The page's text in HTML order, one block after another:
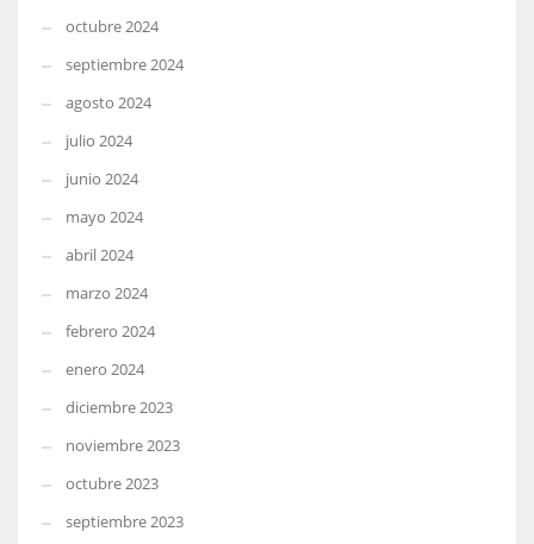
octubre 2024
septiembre 2024
agosto 2024
julio 2024
junio 2024
mayo 2024
abril 2024
marzo 2024
febrero 2024
enero 2024
diciembre 2023
noviembre 2023
octubre 2023
septiembre 2023